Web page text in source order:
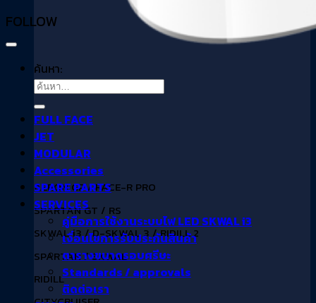
AERON GP / RACE-R PRO
SPARTAN GT / RS
SKWAL i3 / D-SKWAL 3 / RIDILL 2
SPARTAN / SKWAL
RIDILL
FOLLOW
ค้นหา:
FULL FACE
JET
MODULAR
Accessories
SPARE PARTS
SERVICES
คู่มือการใช้งานระบบไฟ LED SKWAL i3
เงื่อนไขการรับประกันสินค้า
ตารางขนาดรอบศรีษะ
Standards / approvals
ติดต่อเรา